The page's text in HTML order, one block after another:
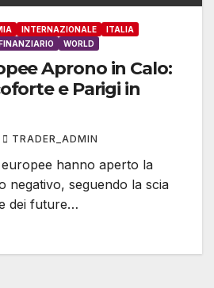
INTERNAZIONALE
ITALIA
WORLD
Aprono in Calo:
e Parigi in
TRADER_ADMIN
hanno aperto la
negativo, seguendo la scia
dei future…